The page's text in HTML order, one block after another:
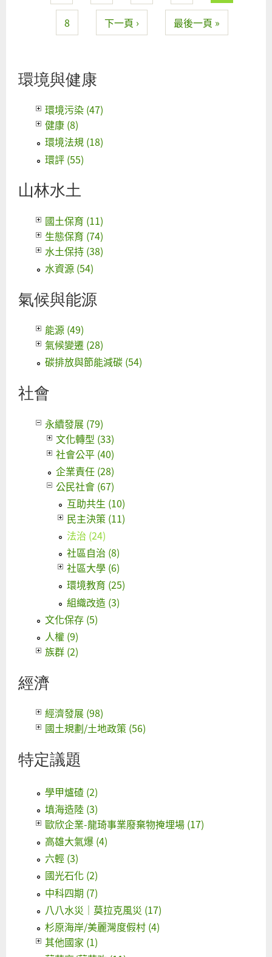
8 下一頁 › 最後一頁 »
環境與健康
環境污染 (47)
健康 (8)
環境法規 (18)
環評 (55)
山林水土
國土保育 (11)
生態保育 (74)
水土保持 (38)
水資源 (54)
氣候與能源
能源 (49)
氣候變遷 (28)
碳排放與節能減碳 (54)
社會
永續發展 (79)
文化轉型 (33)
社會公平 (40)
企業責任 (28)
公民社會 (67)
互助共生 (10)
民主決策 (11)
法治 (24)
社區自治 (8)
社區大學 (6)
環境教育 (25)
組織改造 (3)
文化保存 (5)
人權 (9)
族群 (2)
經濟
經濟發展 (98)
國土規劃/土地政策 (56)
特定議題
學甲爐碴 (2)
填海造陸 (3)
歐欣企業-龍琦事業廢棄物掩埋場 (17)
高雄大氣爆 (4)
六輕 (3)
國光石化 (2)
中科四期 (7)
八八水災｜莫拉克風災 (17)
杉原海岸/美麗灣度假村 (4)
其他國家 (1)